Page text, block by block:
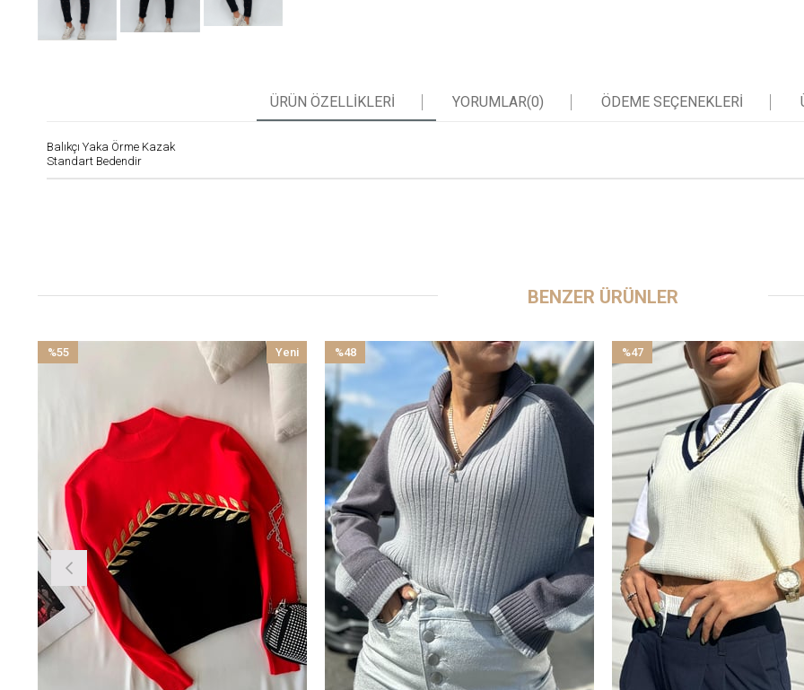
ÜRÜN ÖZELLIKLERI YORUMLAR(0) ÖDEME SEÇENEKLERI
Balıkçı Yaka Örme Kazak
Standart Bedendir
BENZER ÜRÜNLER
%55
Yeni
%48
İndirim
%48İndirim
%47
İndirim
%47İndirim